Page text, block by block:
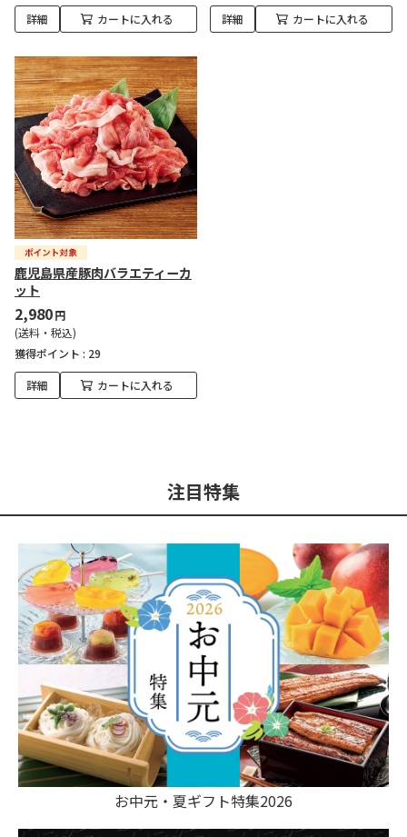
詳細 カートに入れる 詳細 カートに入れる
鹿児島県産豚肉バラエティーカ
ット
2,980円
(送料・税込)
獲得ポイント : 29
詳細 カートに入れる
注目特集
お中元・夏ギフト特集2026